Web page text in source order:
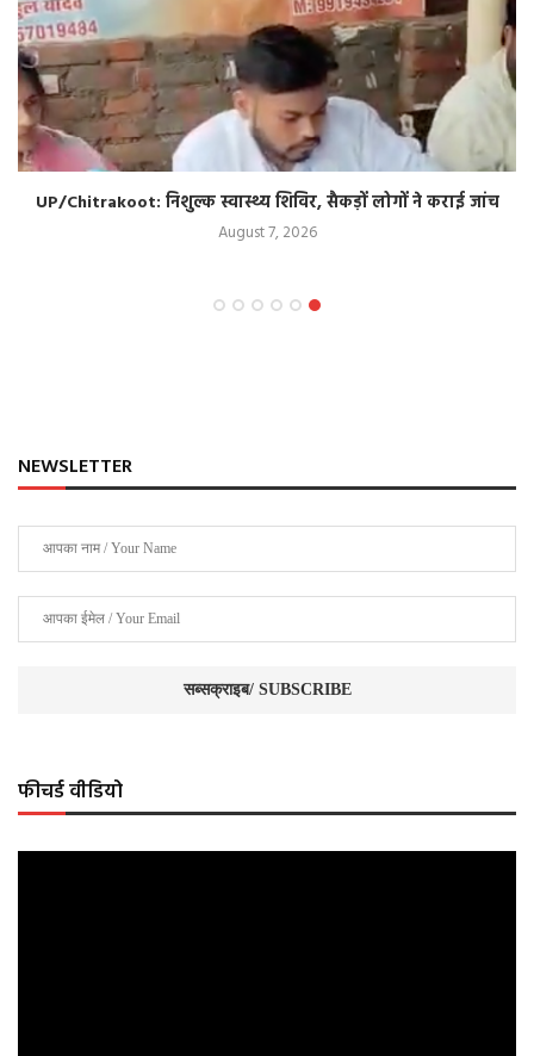
UP/Chitrakoot: निशुल्क स्वास्थ्य शिविर, सैकड़ों लोगों ने कराई जांच
August 7, 2026
NEWSLETTER
फीचर्ड वीडियो